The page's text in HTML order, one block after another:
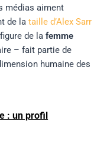
médias aiment
de la taille d’Alex Sarr
de la femme
– fait partie de
humaine des
: un profil